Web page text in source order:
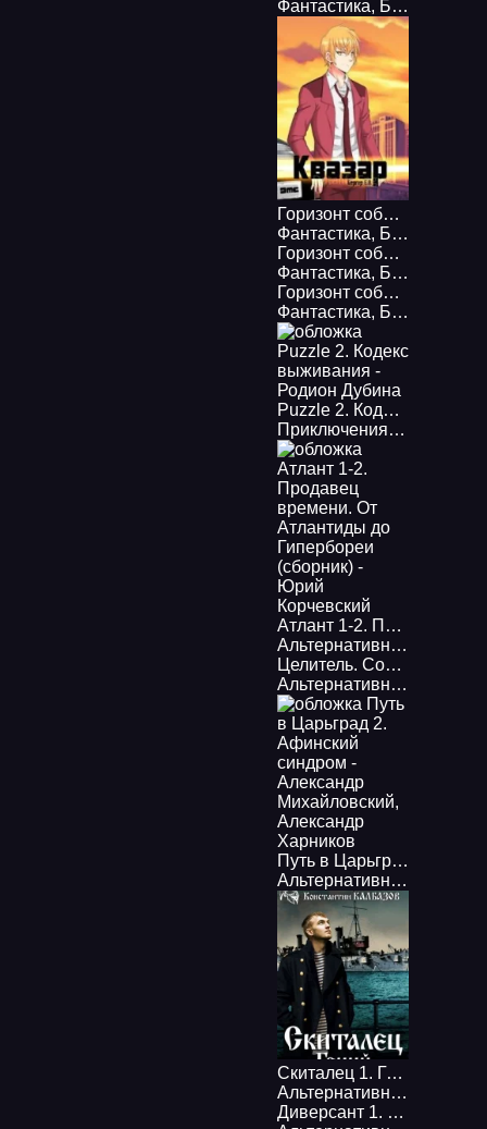
Фантастика, Боевая фантастика
Горизонт событий 4. Квазар - Евгений Бергер
Фантастика, Боевая фантастика
Горизонт событий 3. Темная сторона - Евгений Бергер
Фантастика, Боевая фантастика
Горизонт событий 2. Вспышка сверхновой - Евгений Бергер
Фантастика, Боевая фантастика
Puzzle 2. Кодекс выживания - Родион Дубина
Приключения
,
Атлант 1-2. Продавец времени. От Атлантиды до Гипербореи (сборник) - Юрий Корчевский
Альтернативная история
Целитель. Союз нерушимый? - Валерий Большаков
Альтернативная история
Путь в Царьград 2. Афинский синдром - Александр Михайловский, Александр Харников
Альтернативная история
Скиталец 1. Гений - Константин Калбазов
Альтернативная история
Диверсант 1. Наш человек Судоплатов - Валерий Большаков